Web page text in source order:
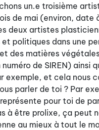
un.e troisième
de mai (environ, date
deux artistes
politiques dans une
des matières
de SIREN) ainsi
exemple, et cela nous
parler de toi ? Par
pour toi de
à être prolixe, ça peut
au mieux à tout le